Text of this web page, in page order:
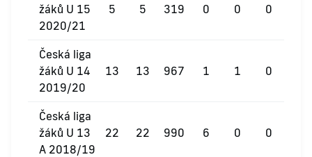
žáků U 15
2020/21
5 5 319 0 0 0
Česká liga
žáků U 14
2019/20
13 13 967 1 1 0
Česká liga
žáků U 13
A 2018/19
22 22 990 6 0 0